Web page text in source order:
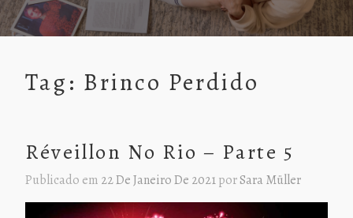
Tag: Brinco Perdido
Réveillon No Rio – Parte 5
Publicado em 22 De Janeiro De 2021porSara Müller